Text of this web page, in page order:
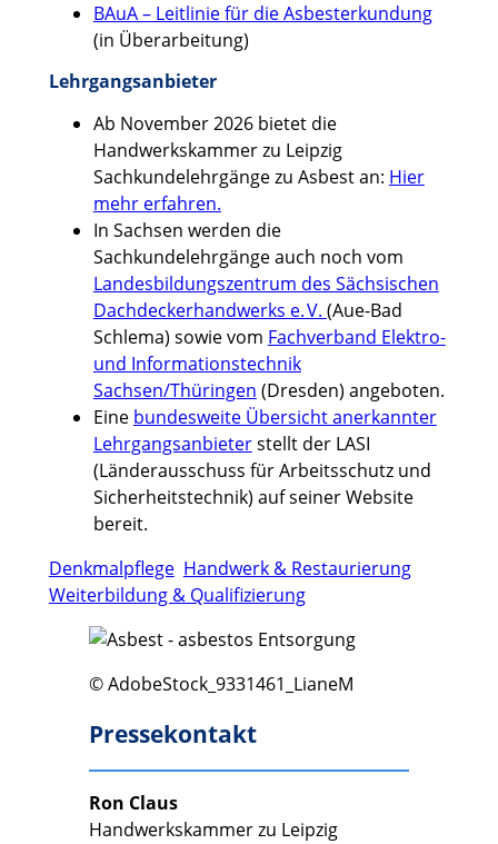
BAuA – Leitlinie für die Asbesterkundung
(in Überarbeitung)
Lehrgangsanbieter
Ab November 2026 bietet die
Handwerkskammer zu Leipzig
Sachkundelehrgänge zu Asbest an: Hier
mehr erfahren.
In Sachsen werden die
Sachkundelehrgänge auch noch vom
Landesbildungszentrum des Sächsischen
Dachdeckerhandwerks e. V. (Aue-Bad
Schlema) sowie vom Fachverband Elektro-
und Informationstechnik
Sachsen/Thüringen (Dresden) angeboten.
Eine bundesweite Übersicht anerkannter
Lehrgangsanbieterstellt der LASI
(Länderausschuss für Arbeitsschutz und
Sicherheitstechnik) auf seiner Website
bereit.
Denkmalpflege Handwerk & Restaurierung
Weiterbildung & Qualifizierung
© AdobeStock_9331461_LianeM
Pressekontakt
Ron Claus
Handwerkskammer zu Leipzig